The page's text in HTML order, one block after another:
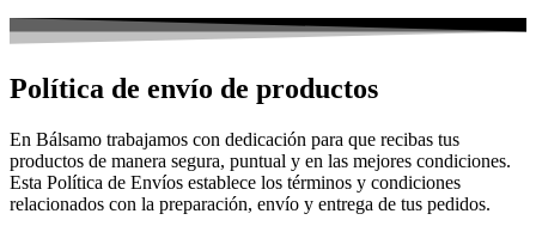
Política de envío de productos
En Bálsamo trabajamos con dedicación para que recibas tus
productos de manera segura, puntual y en las mejores condiciones.
Esta Política de Envíos establece los términos y condiciones
relacionados con la preparación, envío y entrega de tus pedidos.